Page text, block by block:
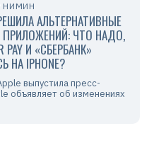
НИМИН
АЛЬТЕРНАТИВНЫЕ
ПРИЛОЖЕНИЙ: ЧТО НАДО,
И «СБЕРБАНК»
НА IPHONE?
выпустила пресс-
объявляет об изменениях